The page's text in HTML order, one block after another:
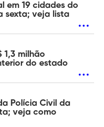
em 19 cidades do
sexta; veja lista
1,3 milhão
do estado
Polícia Civil da
veja como